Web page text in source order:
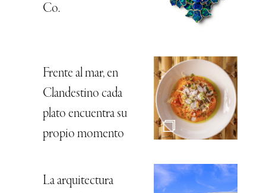
Co.
Frente al mar, en
Clandestino cada
plato encuentra su
propio momento
La arquitectura